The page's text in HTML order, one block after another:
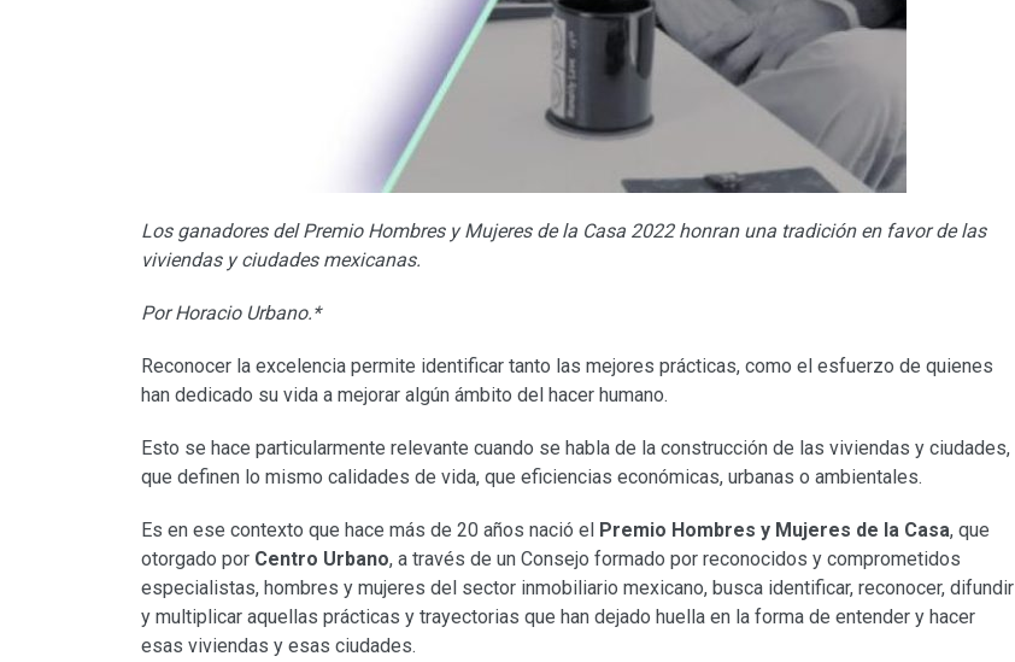
Los ganadores del Premio Hombres y Mujeres de la Casa 2022 honran una tradición en favorde las
viviendas y ciudades mexicanas.
Por Horacio Urbano.*
Reconocer la excelencia permite identificar tanto las mejores prácticas, como el esfuerzo de quienes
han dedicado su vida a mejorar algún ámbito del hacer humano.
Esto se hace particularmente relevante cuando se habla de la construcción de las viviendas y ciudades,
que definen lo mismo calidades de vida, que eficiencias económicas, urbanas o ambientales.
Es en ese contexto que hace más de 20 años nació el Premio Hombres y Mujeres de la Casa, que
otorgado por Centro Urbano, a través de un Consejo formado por reconocidos y comprometidos
especialistas, hombres y mujeres del sector inmobiliario mexicano, busca identificar, reconocer, difundir
y multiplicar aquellas prácticas y trayectorias que han dejado huella en la forma de entender y hacer
esas viviendas y esas ciudades.